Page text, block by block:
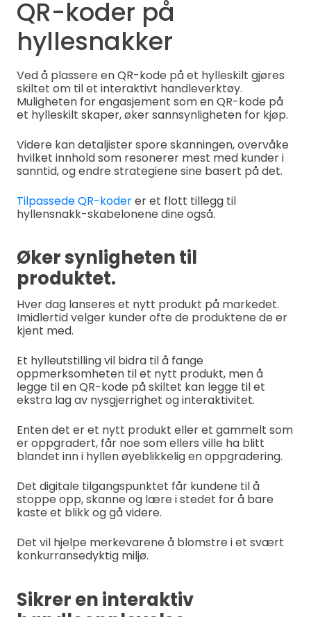
QR-koder på
hyllesnakker
Ved å plassere en QR-kode på et hylleskilt gjøres
skiltet om til et interaktivt handleverktøy.
Muligheten for engasjement som en QR-kode på
et hylleskilt skaper, øker sannsynligheten for kjøp.
Videre kan detaljister spore skanningen, overvåke
hvilket innhold som resonerer mest med kunder i
sanntid, og endre strategiene sine basert på det.
Tilpassede QR-koderer et flott tillegg til
hyllensnakk-skabelonene dine også.
Øker synligheten til
produktet.
Hver dag lanseres et nytt produkt på markedet.
Imidlertid velger kunder ofte de produktene de er
kjent med.
Et hylleutstilling vil bidra til å fange
oppmerksomheten til et nytt produkt, men å
legge til en QR-kode på skiltet kan legge til et
ekstra lag av nysgjerrighet og interaktivitet.
Enten det er et nytt produkt eller et gammelt som
er oppgradert, får noe som ellers ville ha blitt
blandet inn i hyllen øyeblikkelig en oppgradering.
Det digitale tilgangspunktet får kundene til å
stoppe opp, skanne og lære i stedet for å bare
kaste et blikk og gå videre.
Det vil hjelpe merkevarene å blomstre i et svært
konkurransedyktig miljø.
Sikrer en interaktiv